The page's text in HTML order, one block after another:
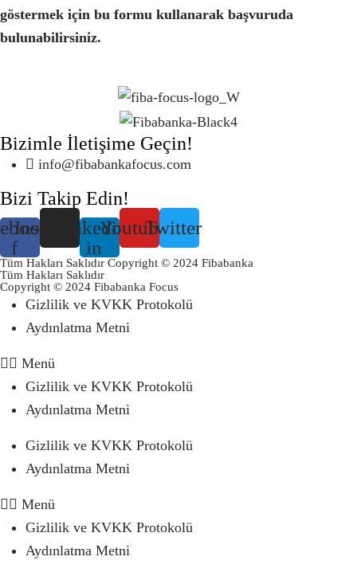
göstermek için bu formu kullanarak başvuruda
bulunabilirsiniz.
Bizimle İletişime Geçin!
info@fibabankafocus.com
Bizi Takip Edin!
f
InstagramLinkedin-
in
YoutubeTwitter
Tüm Hakları Saklıdır Copyright © 2024 Fibabanka
Tüm Hakları Saklıdır
Copyright © 2024 Fibabanka Focus
Gizlilik ve KVKK Protokolü
Aydınlatma Metni
Menü
Gizlilik ve KVKK Protokolü
Aydınlatma Metni
Gizlilik ve KVKK Protokolü
Aydınlatma Metni
Menü
Gizlilik ve KVKK Protokolü
Aydınlatma Metni